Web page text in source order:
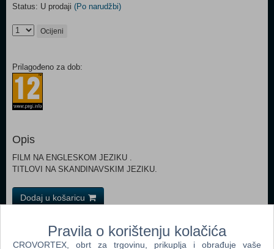
Status: U prodaji (Po narudžbi)
Ocijeni
Prilagođeno za dob:
Opis
FILM NA ENGLESKOM JEZIKU .
TITLOVI NA SKANDINAVSKIM JEZIKU.
Dodaj u košaricu
PopularnoPravila o korištenju kolačića
CROVORTEX, obrt za trgovinu, prikuplja i obrađuje vaše